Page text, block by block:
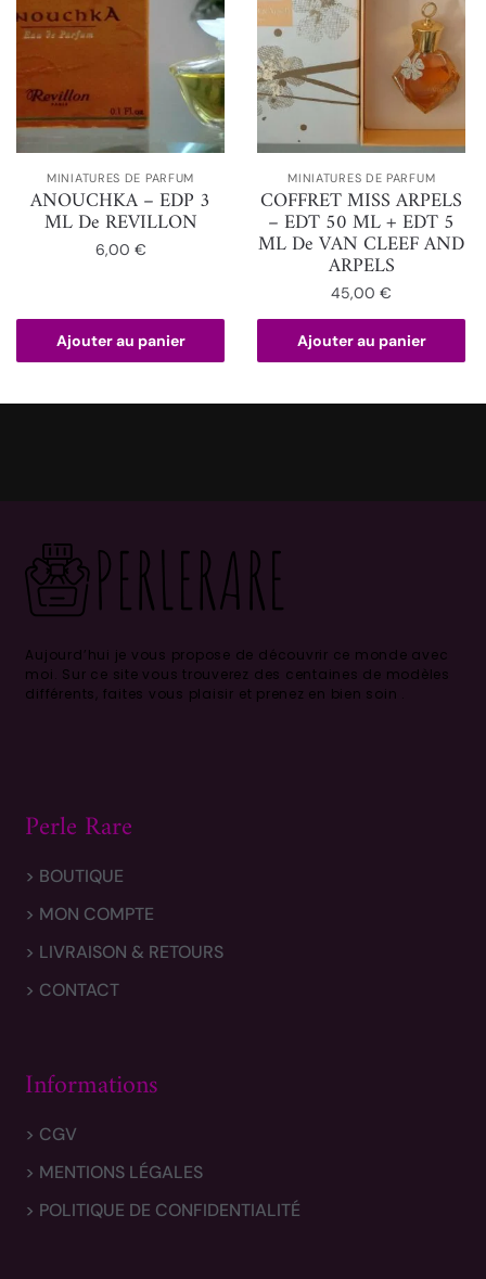
MINIATURES DE PARFUM
ANOUCHKA – EDP 3
ML De REVILLON
6,00 €
Ajouter au panier
MINIATURES DE PARFUM
COFFRET MISS ARPELS
– EDT 50 ML + EDT 5
ML De VAN CLEEF AND
ARPELS
45,00€
Ajouter au panier
Aujourd’hui je vous propose de découvrir ce monde avec
moi. Sur ce site vous trouverez des centaines de modèles
différents, faites vous plaisir et prenez en bien soin .
Perle Rare
> BOUTIQUE
> MON COMPTE
> LIVRAISON & RETOURS
> CONTACT
Informations
> CGV
> MENTIONS LÉGALES
> POLITIQUE DE CONFIDENTIALITÉ